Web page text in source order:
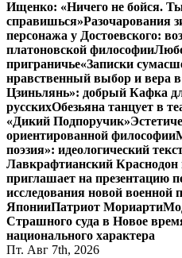
Ищенко: «Ничего не бойся.
справишься»Разочарования
персонажа у Достоевского:
платоновской философии
приграничье«Записки
нравственный выбор и вера в
Цзиньлянь»: добрый Кафка
русскихОбезьяна танцует в
«Дикий Подпоручик»
ориентированной философии
поэзия»: идеологический
Лавкрафтианский Краснодон
приглашает на презентацию
исследования новой военной
ЯпонииПатриот Мориарти
Страшного суда в Новое
национального характера
Пт. Авг 7th, 2026